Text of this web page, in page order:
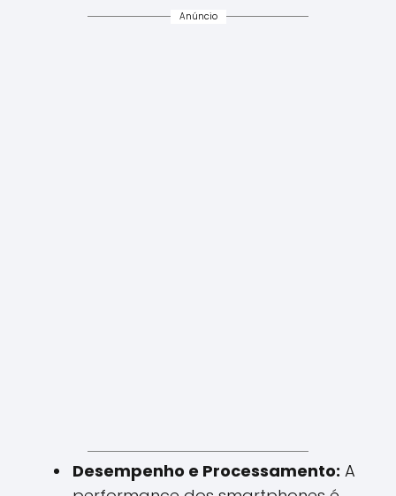
Anúncio
Desempenho e Processamento: A